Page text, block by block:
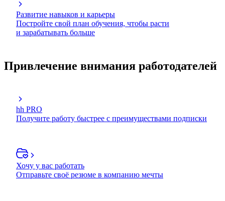
Развитие навыков и карьеры
Постройте свой план обучения, чтобы расти
и зарабатывать больше
Привлечение внимания работодателей
hh PRO
Получите работу быстрее с преимуществами подписки
Хочу у вас работать
Отправьте своё резюме в компанию мечты